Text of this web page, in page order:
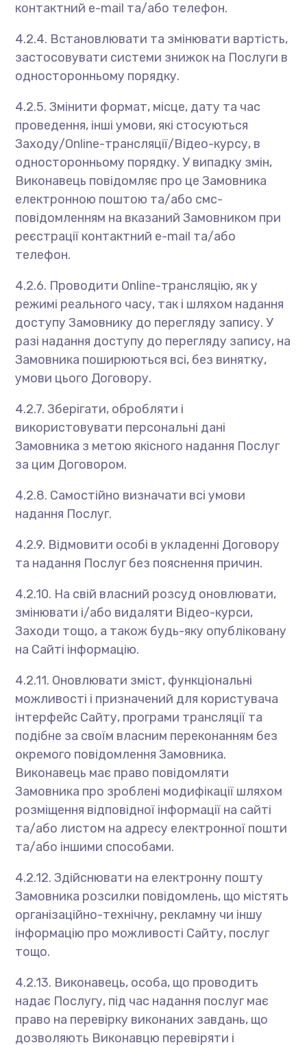
контактний e-mail та/або телефон.
4.2.4. Встановлювати та змінювати вартість,
застосовувати системи знижок на Послуги в
односторонньому порядку.
4.2.5. Змінити формат, місце, дату та час
проведення, інші умови, які стосуються
Заходу/Online-трансляції/Відео-курсу, в
односторонньому порядку. У випадку змін,
Виконавець повідомляє про це Замовника
електронною поштою та/або смс-
повідомленням на вказаний Замовником при
реєстрації контактний e-mail та/або
телефон.
4.2.6. Проводити Online-трансляцію, як у
режимі реального часу, так і шляхом надання
доступу Замовнику до перегляду запису. У
разі надання доступу до перегляду запису, на
Замовника поширюються всі, без винятку,
умови цього Договору.
4.2.7. Зберігати, обробляти і
використовувати персональні дані
Замовника з метою якісного надання Послуг
за цим Договором.
4.2.8. Самостійно визначати всі умови
надання Послуг.
4.2.9. Відмовити особі в укладенні Договору
та надання Послуг без пояснення причин.
4.2.10. На свій власний розсуд оновлювати,
змінювати і/або видаляти Відео-курси,
Заходи тощо, а також будь-яку опубліковану
на Сайті інформацію.
4.2.11. Оновлювати зміст, функціональні
можливості і призначений для користувача
інтерфейс Сайту, програми трансляції та
подібне за своїм власним переконанням без
окремого повідомлення Замовника.
Виконавець має право повідомляти
Замовника про зроблені модифікації шляхом
розміщення відповідної інформації на сайті
та/або листом на адресу електронної пошти
та/або іншими способами.
4.2.12. Здійснювати на електронну пошту
Замовника розсилки повідомлень, що містять
організаційно-технічну, рекламну чи іншу
інформацію про можливості Сайту, послуг
тощо.
4.2.13. Виконавець, особа, що проводить
надає Послугу, під час надання послуг має
право на перевірку виконаних завдань, що
дозволяють Виконавцю перевіряти і